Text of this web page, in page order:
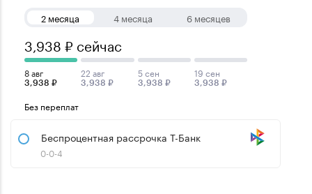
2 месяца 4 месяца 6 месяцев
3,938 ₽ сейчас
8 авг
3,938 ₽
22 авг
3,938 ₽
5 сен
3,938 ₽
19 сен
3,938 ₽
Без переплат
Беспроцентная рассрочка Т-Банк
0-0-4